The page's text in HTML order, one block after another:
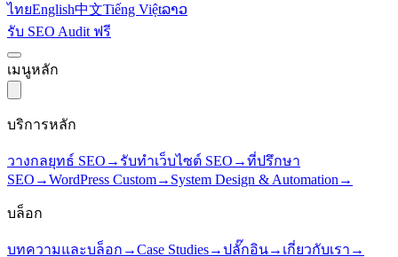
ไทยEnglish中文Tiếng Việtລາວ
รับ SEO Audit ฟรี
เมนูหลัก
บริการหลัก
วางกลยุทธ์ SEO → รับทำเว็บไซต์ SEO →ที่ปรึกษา
SEO →WordPress Custom→ System Design & Automation →
บล็อก
บทความและบล็อก →Case Studies→ปลั๊กอิน→ เกี่ยวกับเรา →